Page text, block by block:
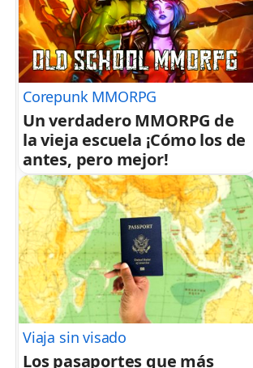
Corepunk MMORPG
Un verdadero MMORPG de
la vieja escuela ¡Cómo los de
antes, pero mejor!
Viaja sin visado
Los pasaportes que más